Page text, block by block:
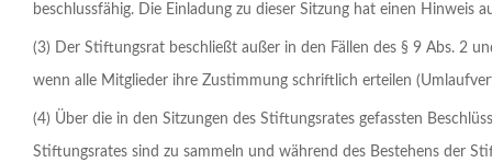
beschlussfähig. Die Einladung zu dieser Sitzung hat einen Hinweis
(3) Der Stiftungsrat beschließt außer in den Fällen des § 9 Abs. 2
wenn alle Mitglieder ihre Zustimmung schriftlich erteilen
(4) Über die in den Sitzungen des Stiftungsrates gefassten
Stiftungsrates sind zu sammeln und während des Bestehens der